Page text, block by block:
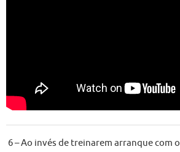
6 – Ao invés de treinarem arranque com o